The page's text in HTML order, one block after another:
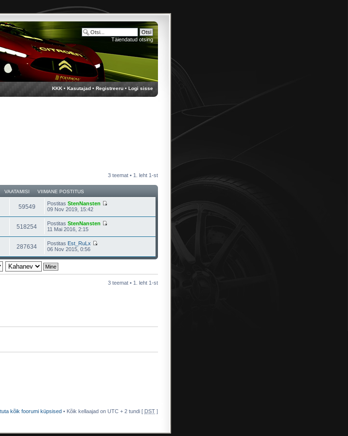
KKK • Kasutajad • Registreeru • Logi sisse
Täiendatud otsing
3 teemat • 1 . leht 1-st
VAATAMISI VIIMANE POSTITUS
59549 Postitas StenNansten
09 Nov 2019, 15:42
518254 Postitas StenNansten
11 Mai 2016, 2:15
287634 Postitas Est_RuLx
06 Nov 2015, 0:56
3 teemat • 1 . leht 1-st
kõik foorumi küpsised • Kõik kellaajad on UTC + 2 tundi [ DST ]